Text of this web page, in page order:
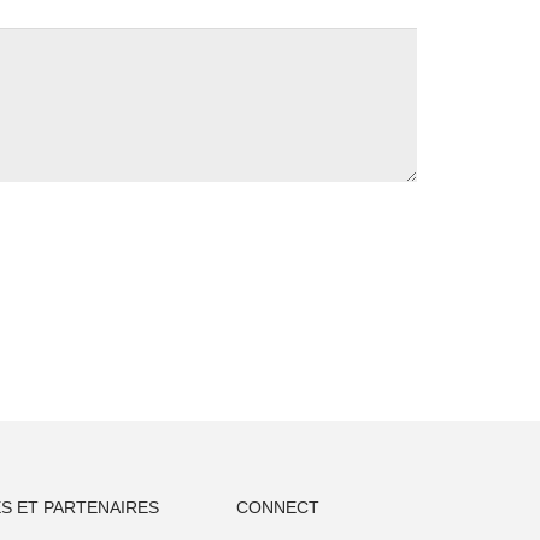
ET PARTENAIRES CONNECT